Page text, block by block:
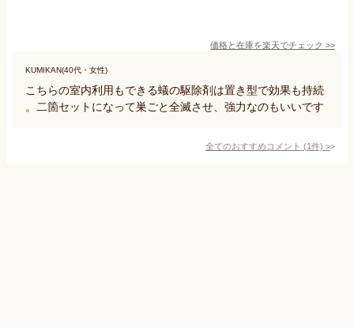
価格と在庫を楽天でチェック >>
KUMIKAN(40代・女性)
こちらの室内利用もできる蟻の駆除剤は置き型で効果も持続
。二箇セットになって巣ごと全滅させ、強力なのもいいです
全てのおすすめコメント (1件) >